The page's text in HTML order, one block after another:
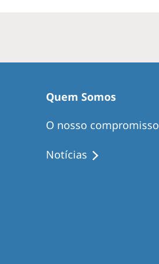
Quem Somos
O nosso compromisso
Notícias